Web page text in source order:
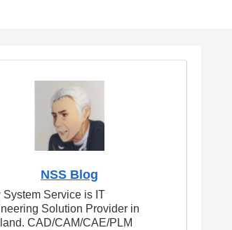
NSS Blog
System Service is IT
Solution Provider in
CAD/CAM/CAE/PLM